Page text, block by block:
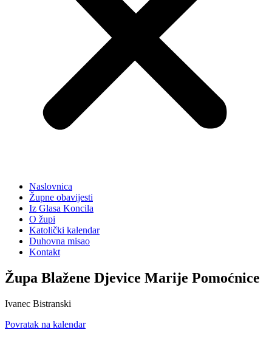
Naslovnica
Župne obavijesti
Iz Glasa Koncila
O župi
Katolički kalendar
Duhovna misao
Kontakt
Župa Blažene Djevice Marije Pomoćnice
Ivanec Bistranski
Povratak na kalendar